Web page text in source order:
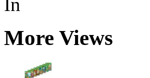
More Views